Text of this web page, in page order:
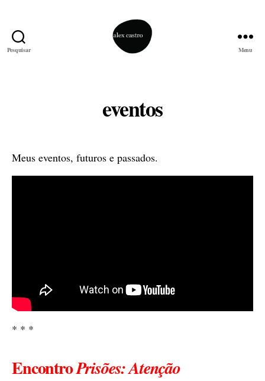
Pesquisar Menu
eventos
Meus eventos, futuros e passados.
* * *
EncontroPrisões: Atenção